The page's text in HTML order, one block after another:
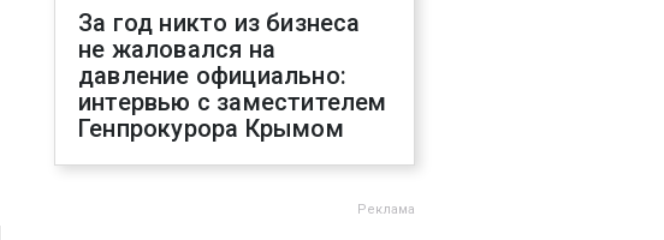
За год никто из бизнеса
не жаловался на
давление официально:
интервью с заместителем
Генпрокурора Крымом